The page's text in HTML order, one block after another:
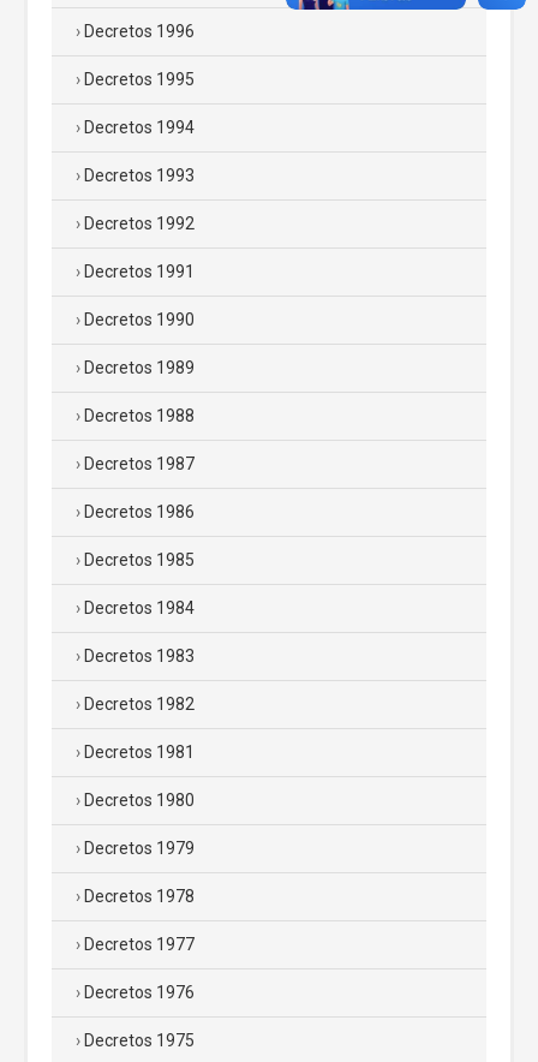
Decretos 1996
Decretos 1995
Decretos 1994
Decretos 1993
Decretos 1992
Decretos 1991
Decretos 1990
Decretos 1989
Decretos 1988
Decretos 1987
Decretos 1986
Decretos 1985
Decretos 1984
Decretos 1983
Decretos 1982
Decretos 1981
Decretos 1980
Decretos 1979
Decretos 1978
Decretos 1977
Decretos 1976
Decretos 1975